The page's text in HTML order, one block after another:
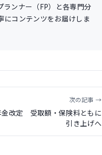
ランナー（FP）と各専門分
にコンテンツをお届けしま
次の記事 →
金改定 受取額・保険料ともに
引き上げへ